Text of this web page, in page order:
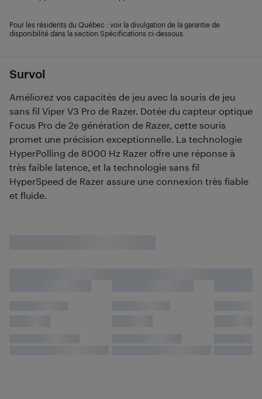
Survol
Améliorez vos capacités de jeu avec la souris de jeu
sans fil Viper V3 Pro de Razer. Dotée du capteur optique
Focus Pro de 2e génération de Razer, cette souris
promet une précision exceptionnelle. La technologie
HyperPolling de 8000 Hz Razer offre une réponse à
très faible latence, et la technologie sans fil
HyperSpeed de Razer assure une connexion très fiable
et fluide.
Pour les résidents du Québec : voir la divulgation de la garantie de
disponibilité dans la section Spécifications ci-dessous.